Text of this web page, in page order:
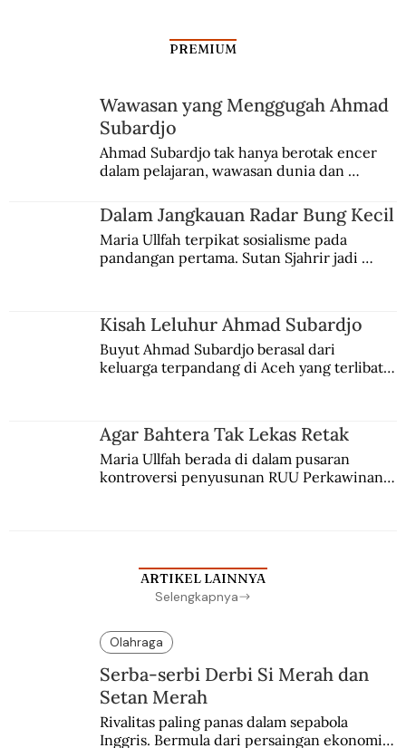
Indonesia, Tempat Utama Evolusi
Manusia
PREMIUM
Wawasan yang Menggugah Ahmad
Subardjo
Ahmad Subardjo tak hanya berotak encer
dalam pelajaran, wawasan dunia dan
Jules Verne, Multatuli, hingga Sun Yat-sen.
Dalam Jangkauan Radar Bung Kecil
Maria Ullfah terpikat sosialisme pada
pandangan pertama. Sutan Sjahrir jadi
Kisah Leluhur Ahmad Subardjo
Buyut Ahmad Subardjo berasal dari
keluarga terpandang di Aceh yang terlibat
Agar Bahtera Tak Lekas Retak
Maria Ullfah berada di dalam pusaran
kontroversi penyusunan RUU Perkawinan.
ARTIKEL LAINNYA
Selengkapnya
Olahraga
Serba-serbi Derbi Si Merah dan
Setan Merah
Rivalitas paling panas dalam sepabola
Inggris. Bermula dari persaingan ekonomi